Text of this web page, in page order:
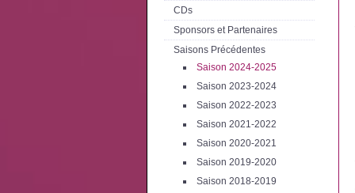
CDs
Sponsors et Partenaires
Saisons Précédentes
Saison 2024-2025
Saison 2023-2024
Saison 2022-2023
Saison 2021-2022
Saison 2020-2021
Saison 2019-2020
Saison 2018-2019